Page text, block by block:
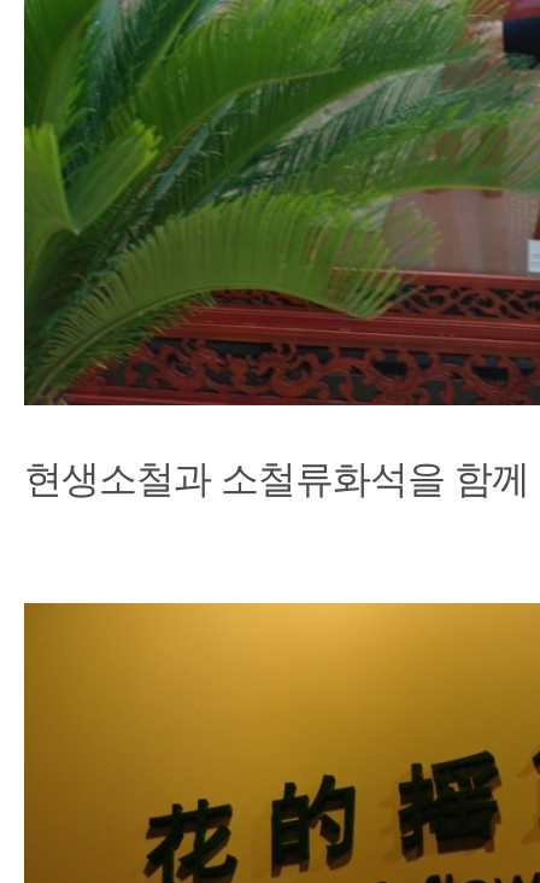
현생소철과 소철류화석을 함